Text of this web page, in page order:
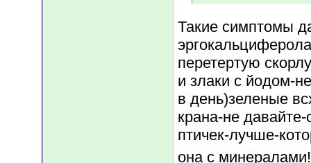
Такие симптомы
перетертую
и злаки с йодом-
в день)зеленые
крана-не
птичек-лучше-
она с